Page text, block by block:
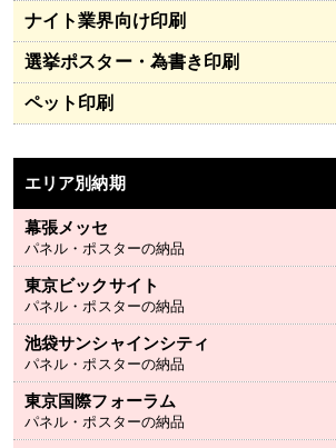
ナイト業界向け印刷
選挙ポスター・為書き印刷
ペット印刷
エリア別納期
幕張メッセ
パネル・ポスターの納品
東京ビックサイト
パネル・ポスターの納品
池袋サンシャインシティ
パネル・ポスターの納品
東京国際フォーラム
パネル・ポスターの納品